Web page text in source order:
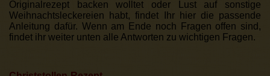
Originalrezept backen wolltet oder Lust auf sonstige
Weihnachtsleckereien habt, findet Ihr hier die passende
Anleitung dafür. Wenn am Ende noch Fragen offen sind,
findet ihr weiter unten alle Antworten zu wichtigen Fragen.